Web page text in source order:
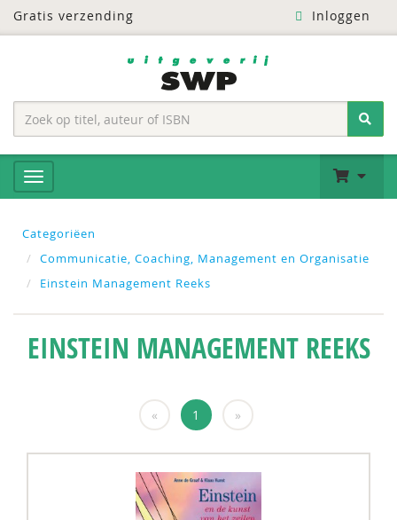
Gratis verzending Inloggen
Categoriëen
Communicatie, Coaching, Management en Organisatie
Einstein Management Reeks
EINSTEIN MANAGEMENT REEKS
« 1 »